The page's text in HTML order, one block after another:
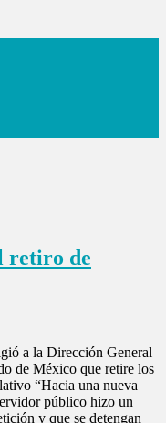
retiro de
a la Dirección General
de México que retire los
“Hacia una nueva
público hizo un
y que se detengan